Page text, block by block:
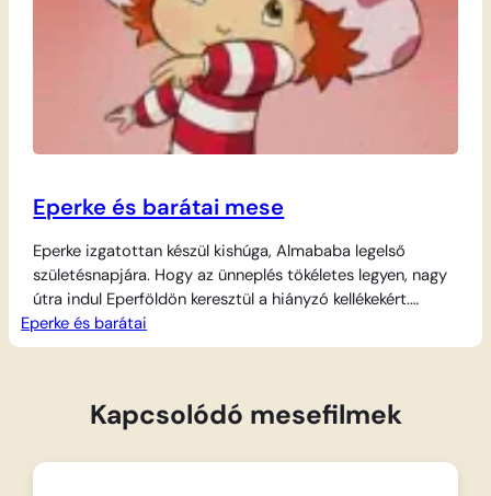
Eperke és barátai mese
Eperke izgatottan készül kishúga, Almababa legelső
születésnapjára. Hogy az ünneplés tökéletes legyen, nagy
útra indul Eperföldön keresztül a hiányzó kellékekért.
Kalandos utazása során sorra ismeri meg leendő legjobb
barátait: találkozik a vidám Narancsvirággal, a kedves
elrontsa a készülődést és ellopja…
Eperke és barátai
Kapcsolódó mesefilmek